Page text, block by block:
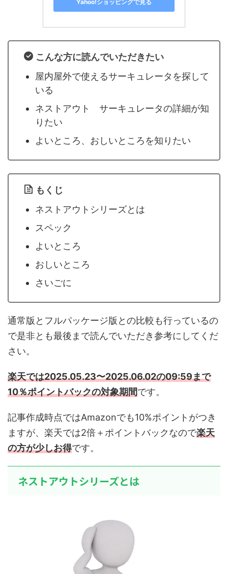
Yahoo!ショッピングで見る
こんな方に読んでいただきたい
屋内屋外で使えるサーキュレータを探して
いる
ネストアウト サーキュレータの詳細が知
りたい
よいところ、おしいところを知りたい
もくじ
ネストアウトシリーズとは
スペック
よいところ
おしいところ
さいごに
通常版とフルパッケージ版との比較も行っているの
で是非とも最後まで読んでいただき参考にしてくだ
さい。
楽天では2025.05.23〜2025.06.02の09:59まで
10％ポイントバックの対象期間です。
記事作成時点ではAmazonでも10%ポイントがつき
ますが、楽天では2倍＋ポイントバックなので楽天
の方が少しお得です。
ネストアウトシリーズとは